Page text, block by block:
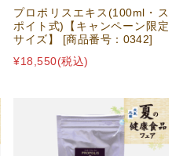
プロポリスエキス(100ml・ス
ポイト式)【キャンペーン限定
サイズ】 [商品番号：0342]
¥18,550(税込)